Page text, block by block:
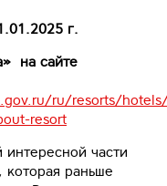
г.
на сайте
ru/resorts/
resort
интересной части
которая раньше